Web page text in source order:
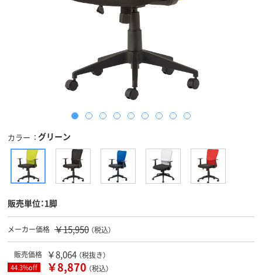
カラー グリーン
販売単位：1脚
メーカー価格 ￥15,950 （税込）
販売価格 ￥8,064 （税抜き）
44.3%off ￥8,870 （税込）